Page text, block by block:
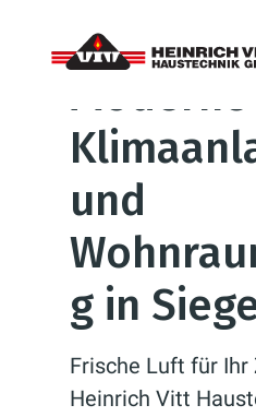
Moderne
und
g in
Frische Luft für Ihr
Heinrich Vitt